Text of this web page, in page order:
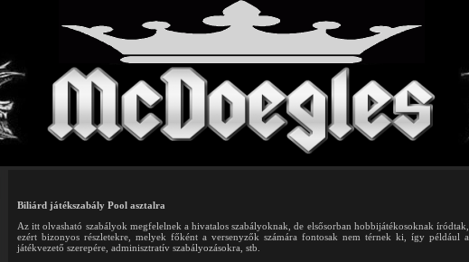
Biliárd játékszabály Pool asztalra
Az itt olvasható szabályok megfelelnek a hivatalos szabályoknak, de elsősorban hobbijátékosoknak íródtak,
ezért bizonyos részletekre, melyek főként a versenyzők számára fontosak nem térnek ki, így például a
játékvezető szerepére, adminisztratív szabályozásokra, stb.